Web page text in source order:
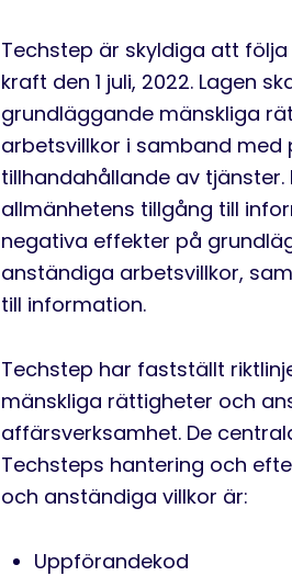
Techstep är skyldiga att
kraft den 1 juli, 2022. Lagen
grundläggande mänskliga
arbetsvillkor i samband
tillhandahållande av
allmänhetens tillgång till
negativa effekter på
anständiga arbetsvillkor,
till information.
Techstep har fastställt
mänskliga rättigheter och
affärsverksamhet. De
Techsteps hantering och
och anständiga villkor är:
Uppförandekod